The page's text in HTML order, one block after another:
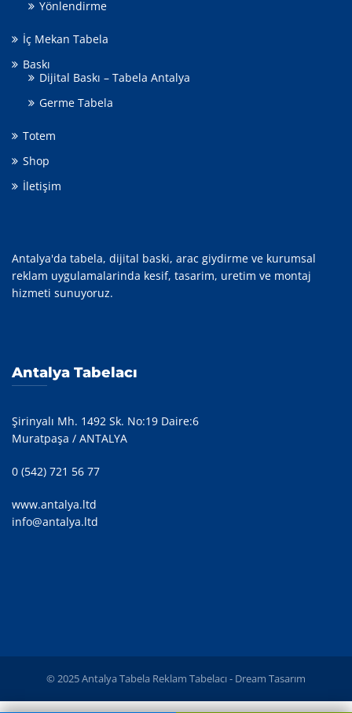
Yönlendirme
İç Mekan Tabela
Baskı
Dijital Baskı – Tabela Antalya
Germe Tabela
Totem
Shop
İletişim
Antalya'da tabela, dijital baski, arac giydirme ve kurumsal
reklam uygulamalarinda kesif, tasarim, uretim ve montaj
hizmeti sunuyoruz.
Antalya Tabelacı
Şirinyalı Mh. 1492 Sk. No:19 Daire:6
Muratpaşa / ANTALYA
0 (542) 721 56 77
www.antalya.ltd
info@antalya.ltd
© 2025 Antalya Tabela Reklam Tabelacı - Dream Tasarım